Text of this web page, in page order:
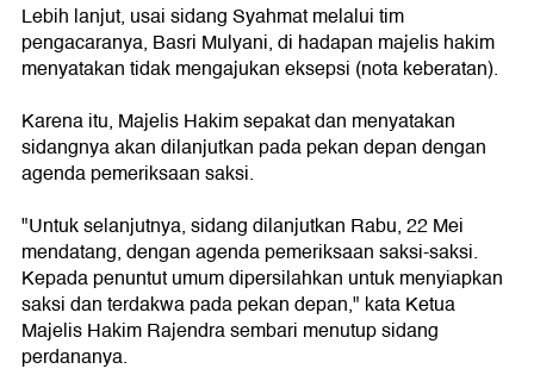
Lebih lanjut, usai sidang Syahmat melalui tim
pengacaranya, Basri Mulyani, di hadapan majelis hakim
menyatakan tidak mengajukan eksepsi (nota keberatan).
Karena itu, Majelis Hakim sepakat dan menyatakan
sidangnya akan dilanjutkan pada pekan depan dengan
agenda pemeriksaan saksi.
"Untuk selanjutnya, sidang dilanjutkan Rabu, 22 Mei
mendatang, dengan agenda pemeriksaan saksi-saksi.
Kepada penuntut umum dipersilahkan untuk menyiapkan
saksi dan terdakwa pada pekan depan," kata Ketua
Majelis Hakim Rajendra sembari menutup sidang
perdananya.